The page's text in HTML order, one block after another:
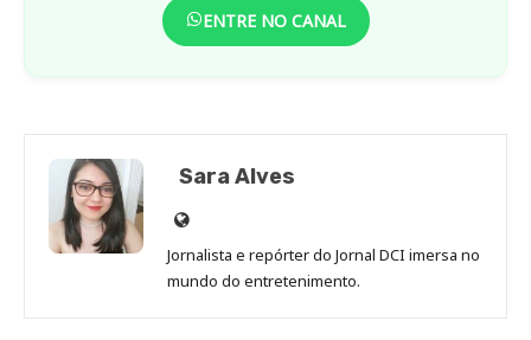
ENTRE NO CANAL
Sara Alves
Site
de
Sara
Jornalista e repórter do Jornal DCI imersa no
mundo do entretenimento.